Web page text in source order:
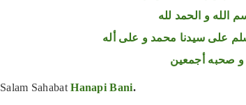
الله و الحمد لله
على سيدنا محمد و على أله
و صحبه أجمعين
Salam SahabatHanapi Bani.